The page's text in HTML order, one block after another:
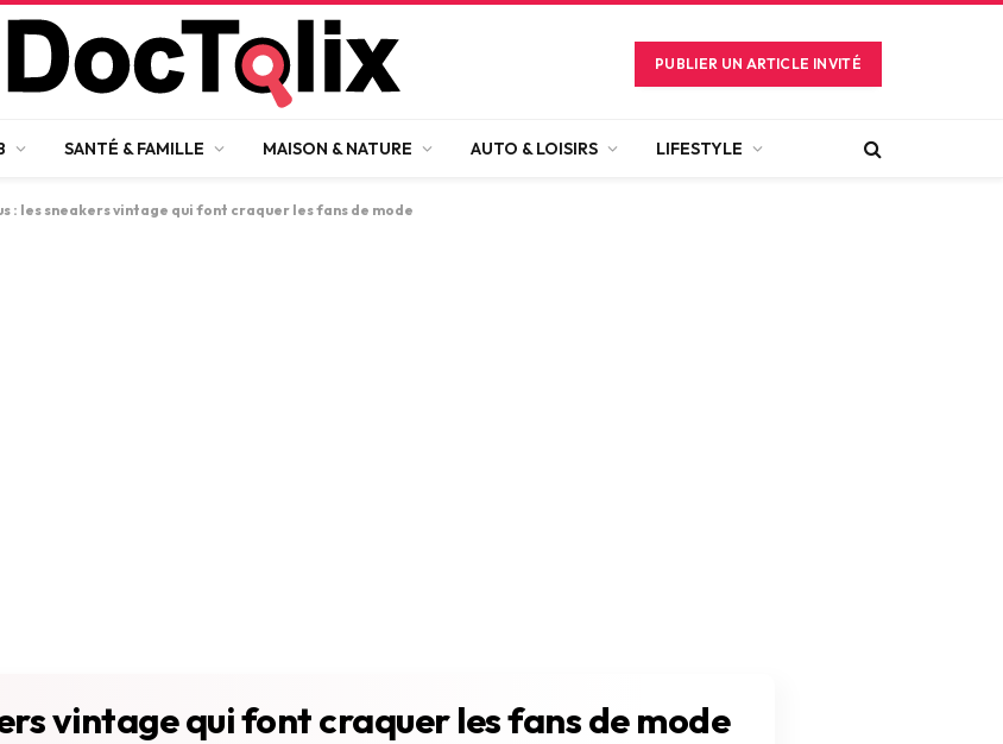
PUBLIER UN ARTICLE INVITÉ
SANTÉ & FAMILLE MAISON & NATURE AUTO & LOISIRS LIFESTYLE
: les sneakers vintage qui font craquer les fans de mode
vintage qui font craquer les fans de mode